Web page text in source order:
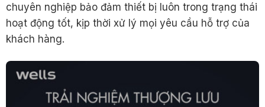
chuyên nghiệp bảo đảm thiết bị luôn trong trạng thái
hoạt động tốt, kịp thời xử lý mọi yêu cầu hỗ trợ của
khách hàng.